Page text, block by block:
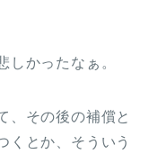
しかったなぁ。
、その後の補償と
くとか、そういう